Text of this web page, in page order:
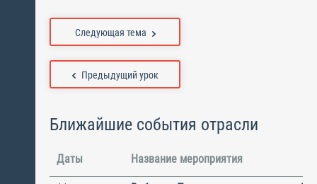
Предыдущий урок
Следующая тема
Ближайшие события отрасли
Даты Название мероприятия